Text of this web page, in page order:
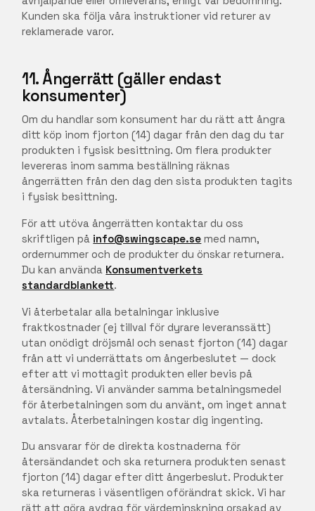
Kunden ska följa våra instruktioner vid returer av
reklamerade varor.
11. Ångerrätt (gäller endast
konsumenter)
Om du handlar som konsument har du rätt att ångra
ditt köp inom fjorton (14) dagar från den dag du tar
produkten i fysisk besittning. Om flera produkter
levereras inom samma beställning räknas
ångerrätten från den dag den sista produkten tagits
i fysisk besittning.
För att utöva ångerrätten kontaktar du oss
skriftligen på info@swingscape.se med namn,
ordernummer och de produkter du önskar returnera.
Du kan använda Konsumentverkets
standardblankett.
Vi återbetalar alla betalningar inklusive
fraktkostnader (ej tillval för dyrare leveranssätt)
utan onödigt dröjsmål och senast fjorton (14) dagar
från att vi underrättats om ångerbeslutet — dock
efter att vi mottagit produkten eller bevis på
återsändning. Vi använder samma betalningsmedel
för återbetalningen som du använt, om inget annat
avtalats. Återbetalningen kostar dig ingenting.
Du ansvarar för de direkta kostnaderna för
återsändandet och ska returnera produkten senast
fjorton (14) dagar efter ditt ångerbeslut. Produkter
ska returneras i väsentligen oförändrat skick. Vi har
rätt att göra avdrag för värdeminskning orsakad av